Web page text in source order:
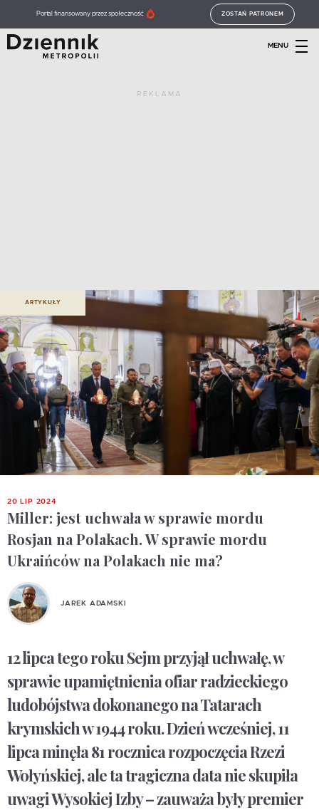
Portal finansowany przez społeczność ZOSTAŃ PATRONEM
MENU
REKLAMA
ARTYKUŁY
20 LIP 2024
Miller: jest uchwała w sprawie mordu
Rosjan na Polakach. W sprawie mordu
Ukraińców na Polakach nie ma?
JAREK ADAMSKI
12 lipca tego roku Sejm przyjął uchwałę, w
sprawie upamiętnienia ofiar radzieckiego
ludobójstwa dokonanego na Tatarach
krymskich w 1944 roku. Dzień wcześniej, 11
lipca minęła 81 rocznica rozpoczęcia Rzezi
Wołyńskiej, ale ta tragiczna data nie skupiła
uwagi Wysokiej Izby – zauważa były premier